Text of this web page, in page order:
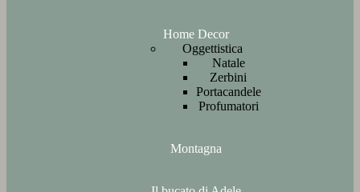
Home Decor
Oggettistica
Natale
Zerbini
Portacandele
Profumatori
Montagna